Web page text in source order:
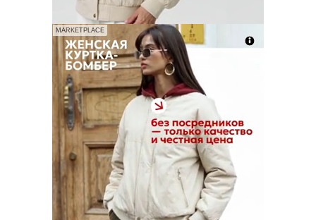
MARKETPLACE